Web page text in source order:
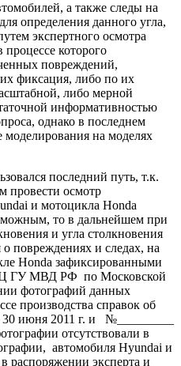
а также следы на
определения данного угла,
экспертного осмотра
которого
повреждений,
фиксация, либо по их
либо мерной
информативностью
однако в последнем
моделирования на моделях
последний путь, т.к.
провести осмотр
и мотоцикла Hondа
то в дальнейшем при
и угла столкновения
о повреждениях и следах, на
Hondа зафиксированными
ГУ МВД РФ по Московской
фотографий данных
производства справок об
июня 2011 г. и №_________
отсутствовали в
автомобиля Hyundai и
распоряжении эксперта и